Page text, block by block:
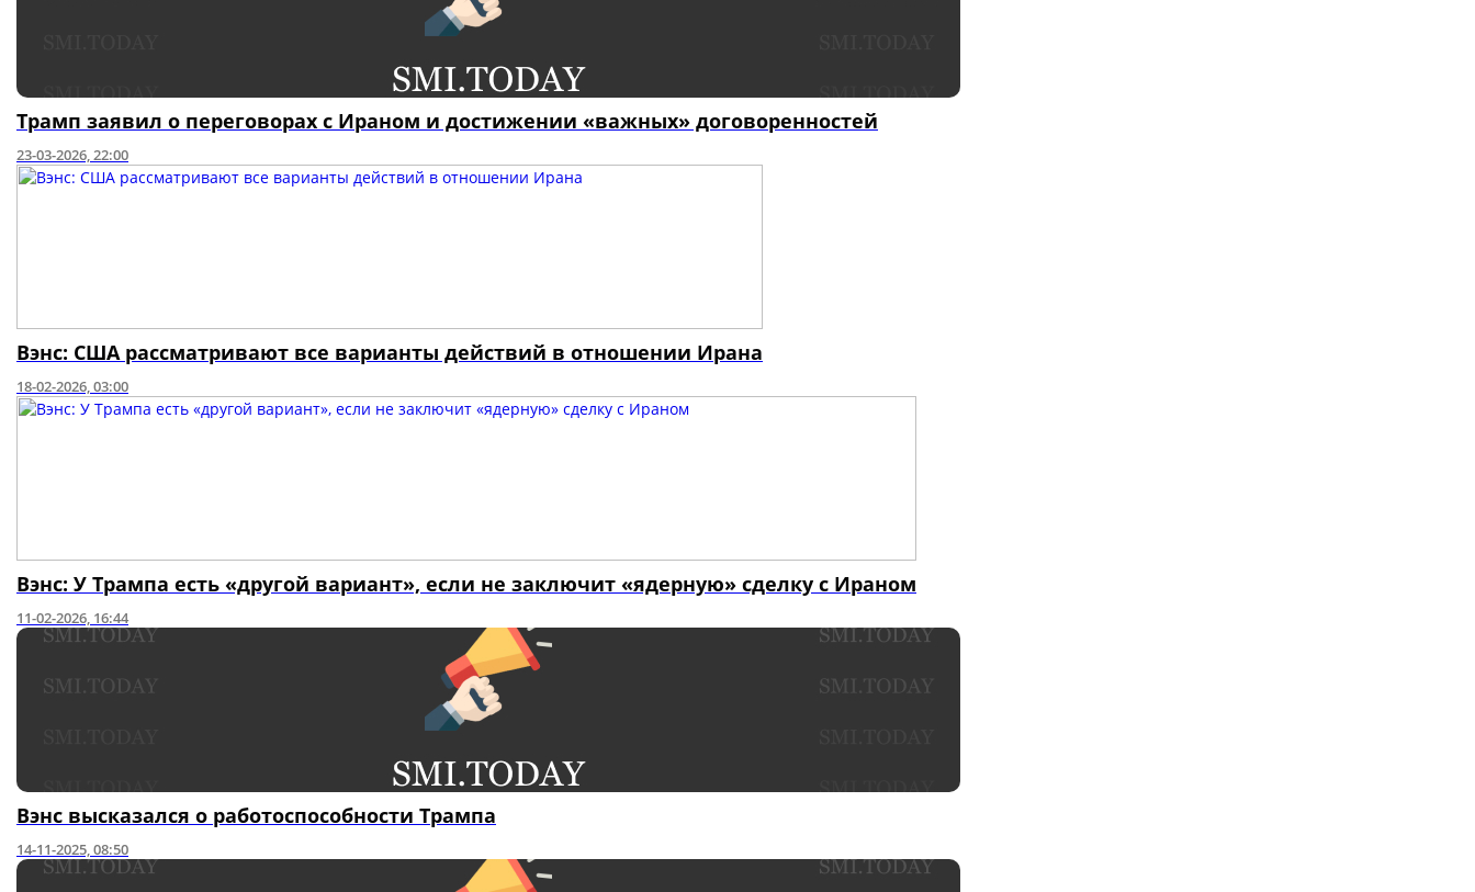
Трамп заявил о переговорах с Ираном и достижении «важных» договоренностей
23-03-2026, 22:00
Вэнс: США рассматривают все варианты действий в отношении Ирана
18-02-2026, 03:00
Вэнс: У Трампа есть «другой вариант», если не заключит «ядерную» сделку с Ираном
11-02-2026, 16:44
Вэнс высказался о работоспособности Трампа
14-11-2025, 08:50